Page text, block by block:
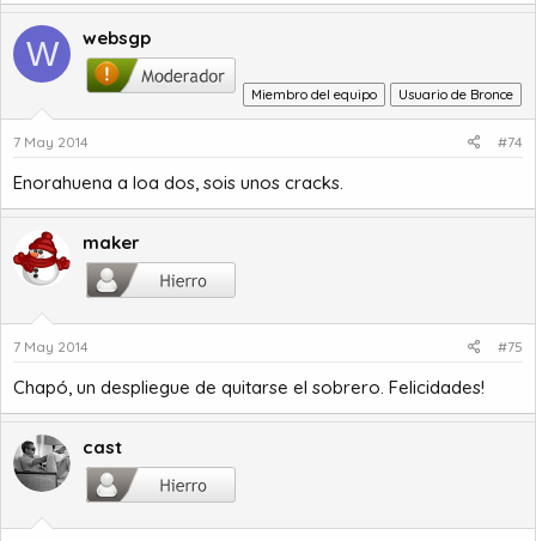
W websgp
Miembro del equipo Usuario de Bronce
7 May 2014 #74
Enorahuena a loa dos, sois unos cracks.
maker
7 May 2014 #75
Chapó, un despliegue de quitarse el sobrero. Felicidades!
cast